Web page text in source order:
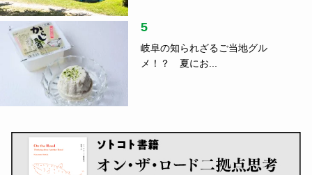
5
岐阜の知られざるご当地グル
メ！？ 夏にお...